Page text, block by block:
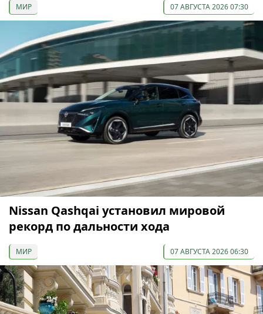
МИР 07 АВГУСТА 2026 07:30
Nissan Qashqai установил мировой
рекорд по дальности хода
МИР 07 АВГУСТА 2026 06:30